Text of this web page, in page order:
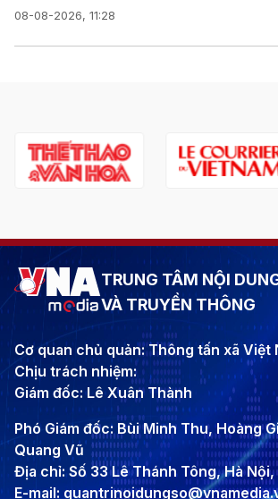
08-08-2026, 11:28
TRUNG TÂM NỘI
VÀ TRUYỀN THÔNG
Cơ quan chủ quản: Thông tấn xã Việt
Chịu trách nhiệm:
Giám đốc: Lê Xuân Thành
Phó Giám đốc: Bùi Minh Thu, Hoàng
Quang Vũ
Địa chỉ: Số 33 Lê Thánh Tông, Hà Nội,
E-mail: